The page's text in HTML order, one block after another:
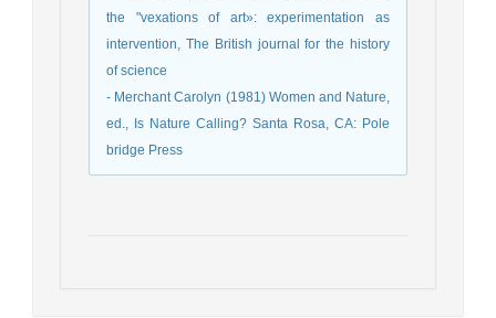
the "vexations of art»: experimentation as
intervention, The British journal for the history
of science
- Merchant Carolyn (1981) Women and Nature,
ed., Is Nature Calling? Santa Rosa, CA: Pole
bridge Press